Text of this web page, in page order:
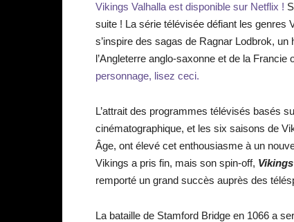
Vikings Valhalla est disponible sur Netflix !
suite ! La série télévisée défiant les genres
s’inspire des sagas de Ragnar Lodbrok,
l’Angleterre anglo-saxonne et de la Francie
personnage, lisez ceci.
L’attrait des programmes télévisés basés
cinématographique, et les six saisons de
Âge, ont élevé cet enthousiasme à un
Vikings a pris fin, mais son spin-off,
remporté un grand succès auprès des
La bataille de Stamford Bridge en 1066 a